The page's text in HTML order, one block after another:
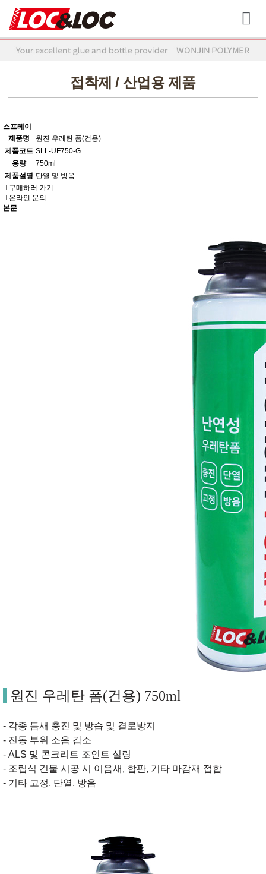
접착제 / 산업용 제품
스프레이
제품명
원진 우레탄 폼(건용)
제품코드 SLL-UF750-G
용량
750ml
제품설명 단열 및 방음
구매하러 가기
온라인 문의
본문
원진 우레탄 폼(건용) 750ml
- 각종 틈새 충진 및 방습 및 결로방지
- 진동 부위 소음 감소
- ALS 및 콘크리트 조인트 실링
- 조립식 건물 시공 시 이음새, 합판, 기타 마감재 접합
- 기타 고정, 단열, 방음